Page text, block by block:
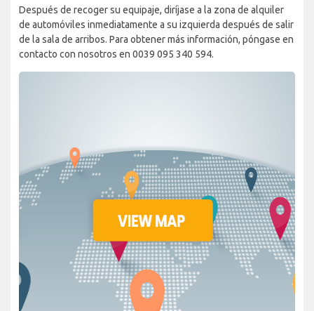
Después de recoger su equipaje, diríjase a la zona de alquiler
de automóviles inmediatamente a su izquierda después de salir
de la sala de arribos. Para obtener más información, póngase en
contacto con nosotros en 0039 095 340 594.